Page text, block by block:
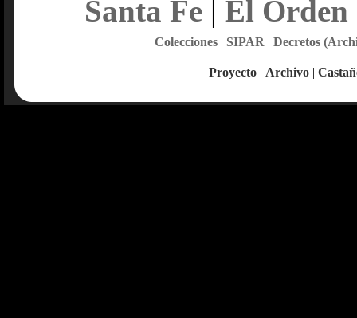
Santa Fe| El Orden
Colecciones| SIPAR | Decretos
Proyecto | Archivo |